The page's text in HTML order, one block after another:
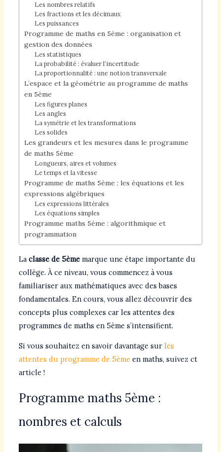
Les nombres relatifs
Les fractions et les décimaux
Les puissances
Programme de maths en 5ème : organisation et
gestion des données
Les statistiques
La probabilité : évaluer l’incertitude
La proportionnalité : une notion transversale
L’espace et la géométrie au programme de maths
en 5ème
Les figures planes
Les angles
La symétrie et les transformations
Les solides
Les grandeurs et les mesures dans le programme
de maths 5ème
Longueurs, aires et volumes
Le temps et la vitesse
Programme de maths 5ème : les équations et les
expressions algébriques
Les expressions littérales
Les équations simples
Programme maths 5ème : algorithmique et
programmation
La classe de 5èmemarque une étape importante du
collège. À ce niveau, vous commencez à vous
familiariser aux mathématiques avec des bases
fondamentales. En cours, vous allez découvrir des
concepts plus complexes car les attentes des
programmes de maths en 5ème s’intensifient.
Si vous souhaitez en savoir davantage sur les
attentes du programme de 5ème en maths, suivez ct
article !
Programme maths 5ème :
nombres et calculs